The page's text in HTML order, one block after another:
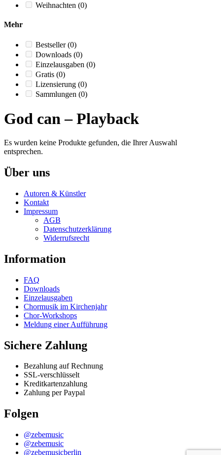
Weihnachten (0)
Mehr
Bestseller(0)
Downloads (0)
Einzelausgaben (0)
Gratis (0)
Lizensierung (0)
Sammlungen (0)
God can – Playback
Es wurden keine Produkte gefunden, die Ihrer Auswahl
entsprechen.
Über uns
Autoren & Künstler
Kontakt
Impressum
AGB
Datenschutzerklärung
Widerrufsrecht
Information
FAQ
Downloads
Einzelausgaben
Chormusik im Kirchenjahr
Chor-Workshops
Meldung einer Aufführung
Sichere Zahlung
Bezahlung auf Rechnung
SSL-verschlüsselt
Kreditkartenzahlung
Zahlung per Paypal
Folgen
@zebemusic
@zebemusic
@zebemusicberlin